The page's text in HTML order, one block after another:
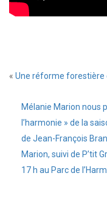
« Une réforme forestière
Mélanie Marion nous
l’harmonie » de la
de Jean-François
Marion, suivi de P’tit
17 h au Parc de